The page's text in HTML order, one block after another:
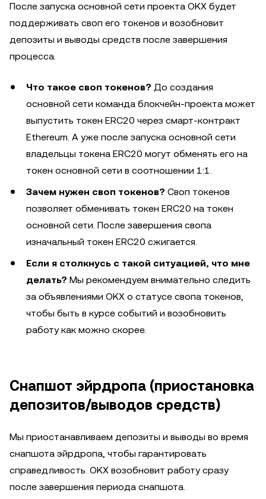
После запуска основной сети проекта OKX будет
поддерживать своп его токенов и возобновит
депозиты и выводы средств после завершения
процесса.
Что такое своп токенов? До создания
основной сети команда блокчейн-проекта может
выпустить токен ERC20 через смарт-контракт
Ethereum. А уже после запуска основной сети
владельцы токена ERC20 могут обменять его на
токен основной сети в соотношении 1:1.
Зачем нужен своп токенов? Своп токенов
позволяет обменивать токен ERC20 на токен
основной сети. После завершения свопа
изначальный токен ERC20 сжигается.
Если я столкнусь с такой ситуацией, что мне
делать? Мы рекомендуем внимательно следить
за объявлениями OKX о статусе свопа токенов,
чтобы быть в курсе событий и возобновить
работу как можно скорее.
Снапшот эйрдропа (приостановка
депозитов/выводов средств)
Мы приостанавливаем депозиты и выводы во время
снапшота эйрдропа, чтобы гарантировать
справедливость. OKX возобновит работу сразу
после завершения периода снапшота.